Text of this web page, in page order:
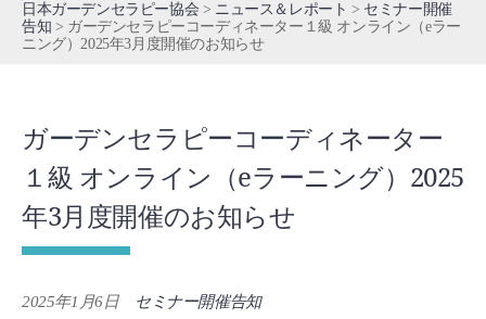
日本ガーデンセラピー協会 > ニュース＆レポート > セミナー開催
告知 > ガーデンセラピーコーディネーター１級 オンライン（eラー
ニング）2025年3月度開催のお知らせ
ガーデンセラピーコーディネーター
１級 オンライン（eラーニング）2025
年3月度開催のお知らせ
2025年1月6日 セミナー開催告知